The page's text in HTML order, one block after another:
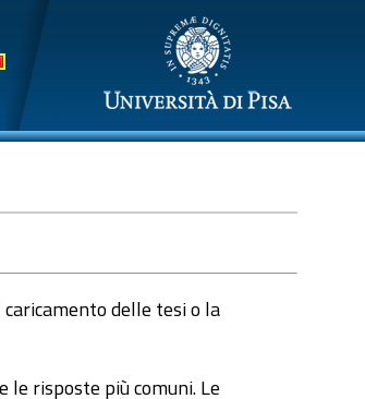
delle tesi o la
risposte più comuni. Le